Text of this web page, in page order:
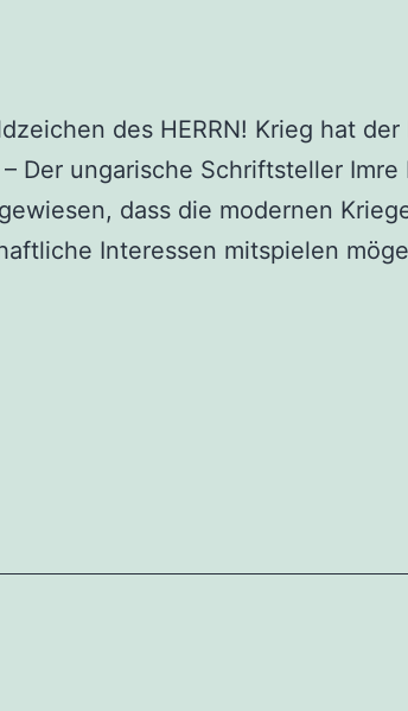
des HERRN! Krieg hat der
Der ungarische Schriftsteller
dass die modernen
Interessen mitspielen